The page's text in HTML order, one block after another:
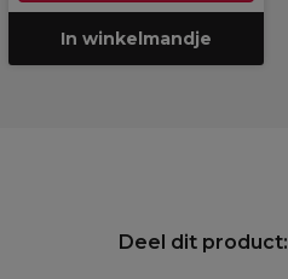
In winkelmandje
Deel dit product: